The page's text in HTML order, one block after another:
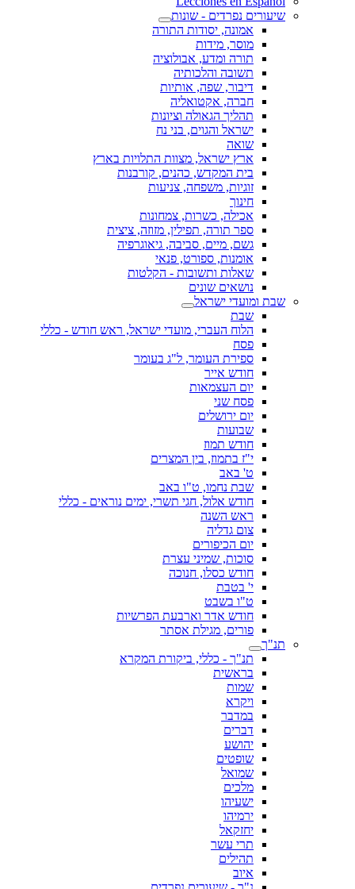
שיעורים נפרדים - שונות
אמונה, יסודות התורה
מוסר, מידות
תורה ומדע, אבולוציה
תשובה והלכותיה
דיבור, שפה, אותיות
חברה, אקטואליה
תהליך הגאולה וציונות
ישראל והגוים, בני נח
שואה
ארץ ישראל, מצוות התלויות בארץ
בית המקדש, כהנים, קורבנות
זוגיות, משפחה, צניעות
חינוך
אכילה, כשרות, צמחונות
ספר תורה, תפילין, מזוזה, ציצית
גשם, מיים, סביבה, גיאוגרפיה
אומנות, ספורט, פנאי
שאלות ותשובות - הקלטות
נושאים שונים
שבת ומועדי ישראל
שבת
הלוח העברי, מועדי ישראל, ראש חודש - כללי
פסח
ספירת העומר, ל"ג בעומר
חודש אייר
יום העצמאות
פסח שני
יום ירושלים
שבועות
חודש תמוז
י"ז בתמוז, בין המצרים
ט' באב
שבת נחמו, ט"ו באב
חודש אלול, חגי תשרי, ימים נוראים - כללי
ראש השנה
צום גדליה
יום הכיפורים
סוכות, שמיני עצרת
חודש כסלו, חנוכה
י' בטבת
ט"ו בשבט
חודש אדר וארבעת הפרשיות
פורים, מגילת אסתר
תנ"ך
תנ"ך - כללי, ביקורת המקרא
בראשית
שמות
ויקרא
במדבר
דברים
יהושע
שופטים
שמואל
מלכים
ישעיהו
ירמיהו
יחזקאל
תרי עשר
תהילים
איוב